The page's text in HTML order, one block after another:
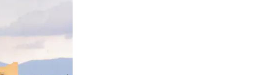
с докосване или плъзгане.